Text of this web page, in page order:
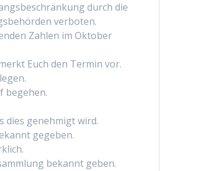
durch die
verboten.
Zahlen im Oktober
Euch den Termin vor.
begehen.
dies genehmigt wird.
gegeben.
bekannt geben.